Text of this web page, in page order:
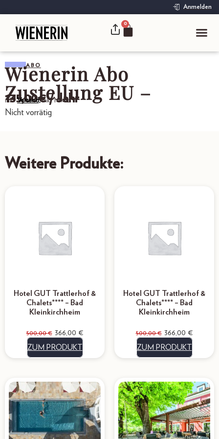
Anmelden
0
ABO
Wienerin Abo
Zustellung EU –
135,00€ / Jahr
inkl.Versand,inkl. MwSt.
Nicht vorrätig
Weitere Produkte:
Hotel GUT Trattlerhof &
Chalets**** – Bad
Kleinkirchheim
500,00€ 366,00 €
ZUM PRODUKT
Hotel GUT Trattlerhof &
Chalets**** – Bad
Kleinkirchheim
500,00€ 366,00 €
ZUM PRODUKT